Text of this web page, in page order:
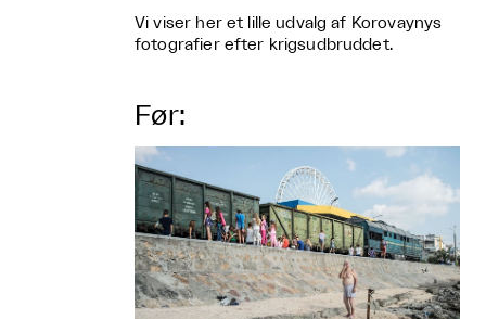
Vi viser her et lille udvalg af Korovaynys
fotografier efter krigsudbruddet.
Før: